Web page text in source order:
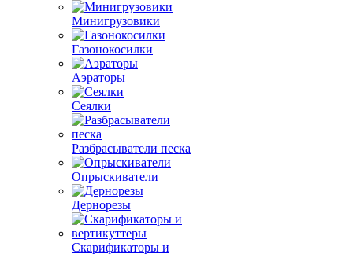
Минигрузовики
Газонокосилки
Аэраторы
Сеялки
Разбрасыватели песка
Опрыскиватели
Дернорезы
Скарификаторы и